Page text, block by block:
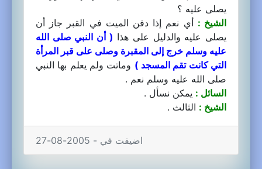
يصلى عليه ؟
الشيخ : أي نعم إذا دفن الميت في القبر جاز أن
يصلى عليه والدليل على هذا ( أن النبي صلى الله
عليه وسلم خرج إلى المقبرة وصلى على قبر المرأة
التي كانت تقم المسجد ) وماتت ولم يعلم بها النبي
صلى الله عليه وسلم نعم .
السائل : يمكن نسأل .
الشيخ : الثالث .
اضيفت في - 2005-08-27